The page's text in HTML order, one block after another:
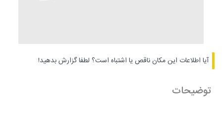
آیا اطلاعات این مکان ناقص یا اشتباه است؟ لطفا گزارش بدهید!
توضیحات